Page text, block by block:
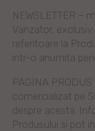
NEWSLETTER –
Vanzator,
referitoare la
intr-o anumita
PAGINA
comercializat pe
despre acesta.
Produsului si pot